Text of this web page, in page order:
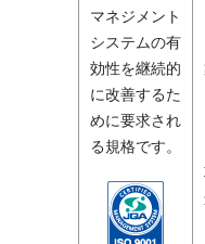
マネジメント
システムの有
効性を継続的
に改善するた
めに要求され
る規格です。